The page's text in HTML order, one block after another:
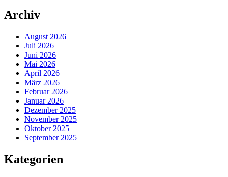
Archiv
August 2026
Juli 2026
Juni 2026
Mai 2026
April 2026
März 2026
Februar 2026
Januar 2026
Dezember 2025
November 2025
Oktober 2025
September 2025
Kategorien